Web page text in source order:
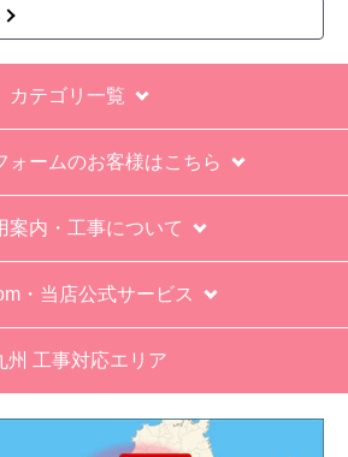
証が３年追加になり１１年と説
にはメーカー保証期間も８年に含
が２階だったので、どう考えて
機の荷揚げを手伝った。もし、
絡は電話かメールとなっていた
ルアドレスではなく、ショート
ず、確認できなかった。
カテゴリ一覧
ォームのお客様はこちら
案内・工事について
・当店公式サービス
州 工事対応エリア